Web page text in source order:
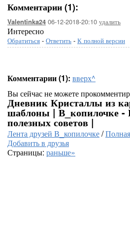
Комментарии (1):
Valentinka24 06-12-2018-20:10 удалить
Интересно
Обратиться - Ответить - К полной версии
Комментарии (1): вверх^
Вы сейчас не можете
Дневник Кристаллы из
шаблоны | В_копилочке -
полезных советов |
Лента друзей В_копилочке/
Добавить в друзья
Страницы: раньше»